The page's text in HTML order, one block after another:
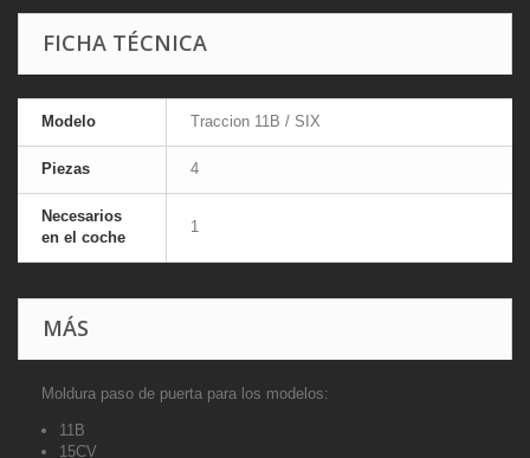
FICHA TÉCNICA
Modelo Traccion 11B / SIX
Piezas 4
Necesarios
en el coche
1
MÁS
Moldura paso de puerta para los modelos:
11B
15CV